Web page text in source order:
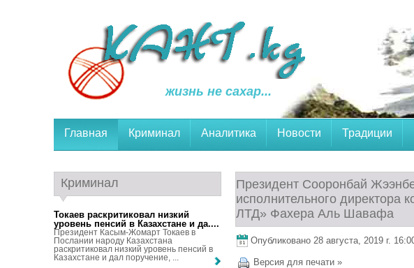
жизнь не сахар...
Главная Криминал Аналитика Новости Традиции
Президент Сооронбай
исполнительного директора
ЛТД» Фахера Аль Шавафа
Опубликовано 28 августа, 2019 г.
Версия для печати »
Криминал
Токаев раскритиковал низкий
уровень пенсий в Казахстане и да....
Президент Касым-Жомарт Токаев в
Послании народу Казахстана
раскритиковал низкий уровень пенсий в
Казахстане и дал поручение, ...